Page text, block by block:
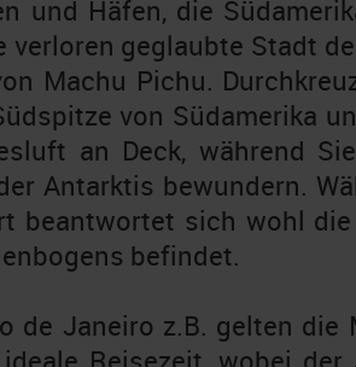
und Häfen, die
verloren geglaubte Stadt
Machu Pichu.
von Südamerika
an Deck, während
Antarktis bewundern.
beantwortet sich wohl die
befindet.
de Janeiro z.B. gelten die